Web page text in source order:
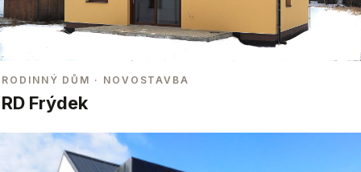
RODINNÝ DŮM · NOVOSTAVBA
RD Frýdek